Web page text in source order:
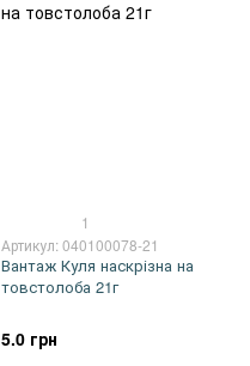
1
Артикул: 040100078-21
Вантаж Куля наскрізна на
товстолоба 21г
5.0 грн